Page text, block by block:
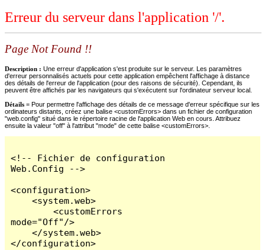
Erreur du serveur dans l'application '/'.
Page Not Found !!
Description : Une erreur d'application s'est produite sur le serveur. Les paramètres
d'erreur personnalisés actuels pour cette application empêchent l'affichage à distance
des détails de l'erreur de l'application (pour des raisons de sécurité). Cependant, ils
peuvent être affichés par les navigateurs qui s'exécutent sur l'ordinateur serveur local.
Détails = Pour permettre l'affichage des détails de ce message d'erreur spécifique sur les
ordinateurs distants, créez une balise <customErrors> dans un fichier de configuration
"web.config" situé dans le répertoire racine de l'application Web en cours. Attribuez
ensuite la valeur "off" à l'attribut "mode" de cette balise <customErrors>.
<!-- Fichier de configuration
Web.Config -->
<configuration>
    <system.web>
        <customErrors
mode="Off"/>
    </system.web>
</configuration>